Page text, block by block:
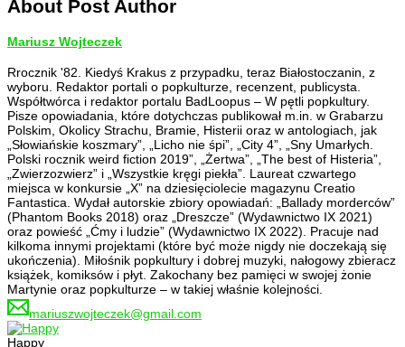
About Post Author
Mariusz Wojteczek
Rrocznik '82. Kiedyś Krakus z przypadku, teraz Białostoczanin, z
wyboru. Redaktor portali o popkulturze, recenzent, publicysta.
Współtwórca i redaktor portalu BadLoopus – W pętli popkultury.
Pisze opowiadania, które dotychczas publikował m.in. w Grabarzu
Polskim, Okolicy Strachu, Bramie, Histerii oraz w antologiach, jak
„Słowiańskie koszmary”, „Licho nie śpi”, „City 4”, „Sny Umarłych.
Polski rocznik weird fiction 2019”, „Żertwa”, „The best of Histeria”,
„Zwierzozwierz” i „Wszystkie kręgi piekła”. Laureat czwartego
miejsca w konkursie „X” na dziesięciolecie magazynu Creatio
Fantastica. Wydał autorskie zbiory opowiadań: „Ballady morderców”
(Phantom Books 2018) oraz „Dreszcze” (Wydawnictwo IX 2021)
oraz powieść „Ćmy i ludzie” (Wydawnictwo IX 2022). Pracuje nad
kilkoma innymi projektami (które być może nigdy nie doczekają się
ukończenia). Miłośnik popkultury i dobrej muzyki, nałogowy zbieracz
książek, komiksów i płyt. Zakochany bez pamięci w swojej żonie
Martynie oraz popkulturze – w takiej właśnie kolejności.
mariuszwojteczek@gmail.com
Happy